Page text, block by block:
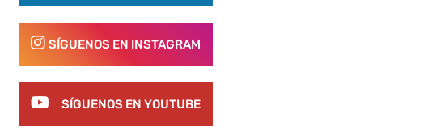
SÍGUENOS EN INSTAGRAM
SÍGUENOS EN YOUTUBE